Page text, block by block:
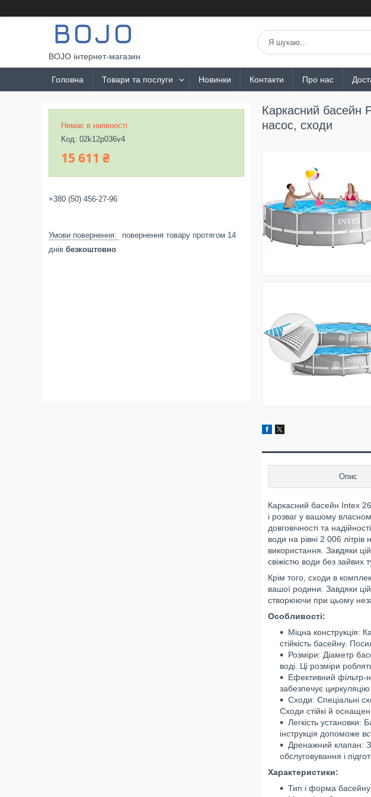
BOJO інтернет-магазин
Головна Товари та послуги Новинки Контакти Про нас
Каркасний басейн
насос, сходи
Опис
Каркасний басейн Intex
і розваг у вашому
довговічності та
води на рівні 2 006
використання. Завдяки
свіжістю води без зайвих
Крім того, сходи в
вашої родини. Завдяки
створюючи при цьому
Особливості:
Міцна конструкція:
стійкість басейну.
Розміри: Діаметр
воді. Ці розміри
Ефективний фільтр-
забезпечує циркуляцію
Сходи: Спеціальні
Сходи стійкі й
Легкість установки:
інструкція допоможе
Дренажний клапан:
обслуговування і
Характеристики:
Тип і форма
Немає в наявності
Код: 02k12p036v4
15 611 ₴
+380 (50) 456-27-96
повернення товару протягом 14
днів безкоштовно